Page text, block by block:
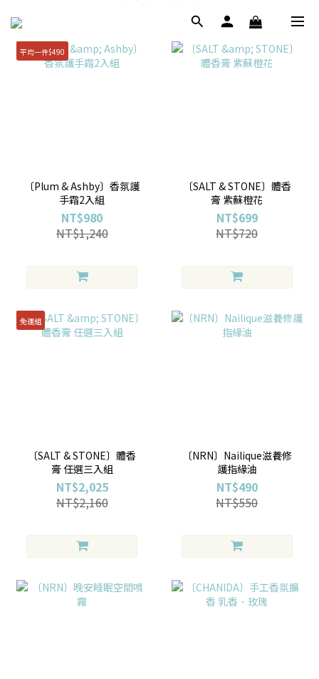
平均一件$490
〔Plum & Ashby〕香氛護
手霜2入組
NT$980
NT$1,240
〔SALT & STONE〕體香
膏 紫蘇橙花
NT$699
NT$720
免運組
〔SALT & STONE〕體香
膏 任選三入組
NT$2,025
NT$2,160
〔NRN〕Nailique滋養修
護指緣油
NT$490
NT$550